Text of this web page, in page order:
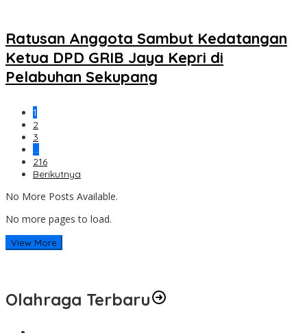
Ratusan Anggota Sambut Kedatangan
Ketua DPD GRIB Jaya Kepri di
Pelabuhan Sekupang
1
2
3
…
216
Berikutnya
No More Posts Available.
No more pages to load.
View More
Olahraga Terbaru